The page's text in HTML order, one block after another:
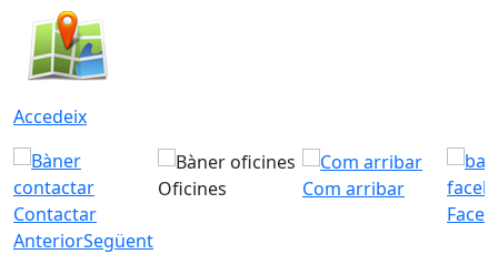
Accedeix
Contactar
Oficines
Com arribar
AnteriorSegüent